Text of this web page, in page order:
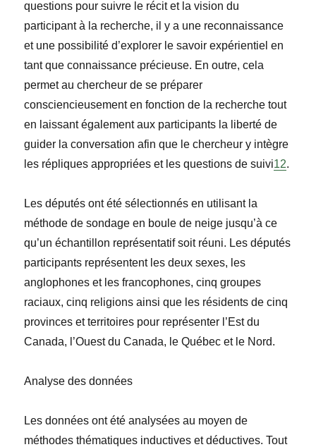
questions pour suivre le récit et la vision du
participant à la recherche, il y a une reconnaissance
et une possibilité d’explorer le savoir expérientiel en
tant que connaissance précieuse. En outre, cela
permet au chercheur de se préparer
consciencieusement en fonction de la recherche tout
en laissant également aux participants la liberté de
guider la conversation afin que le chercheur y intègre
les répliques appropriées et les questions de suivi12.
Les députés ont été sélectionnés en utilisant la
méthode de sondage en boule de neige jusqu’à ce
qu’un échantillon représentatif soit réuni. Les députés
participants représentent les deux sexes, les
anglophones et les francophones, cinq groupes
raciaux, cinq religions ainsi que les résidents de cinq
provinces et territoires pour représenter l’Est du
Canada, l’Ouest du Canada, le Québec et le Nord.
Analyse des données
Les données ont été analysées au moyen de
méthodes thématiques inductives et déductives. Tout